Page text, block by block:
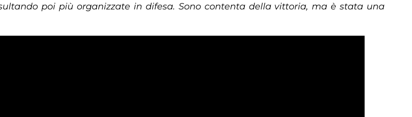
poi più organizzate in difesa. Sono contenta della vittoria, ma è stata una